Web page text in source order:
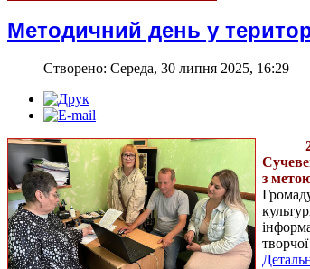
Методичний день у
Створено: Середа, 30 липня 2025, 16:29
з